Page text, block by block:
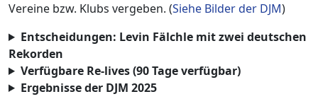
Vereine bzw. Klubs vergeben. (Siehe Bilder der DJM)
Entscheidungen: Levin Fälchle mit zwei deutschen
Rekorden
Verfügbare Re-lives (90 Tage verfügbar)
Ergebnisse der DJM 2025